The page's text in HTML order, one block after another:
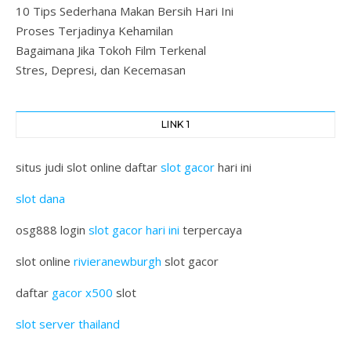
10 Tips Sederhana Makan Bersih Hari Ini
Proses Terjadinya Kehamilan
Bagaimana Jika Tokoh Film Terkenal
Stres, Depresi, dan Kecemasan
LINK 1
situs judi slot online daftar slot gacor hari ini
slot dana
osg888 login slot gacor hari ini terpercaya
slot online rivieranewburgh slot gacor
daftar gacor x500 slot
slot server thailand